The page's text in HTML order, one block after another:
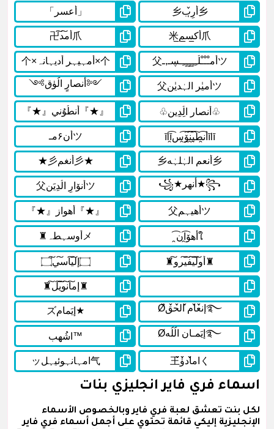
اسماء فري فاير انجليزي بنات
لكل بنت تعشق لعبة فري فاير وبالخصوص الأسماء
الإنجليزية إليكي قائمة تحتوي على أجمل أسماء فري فاير